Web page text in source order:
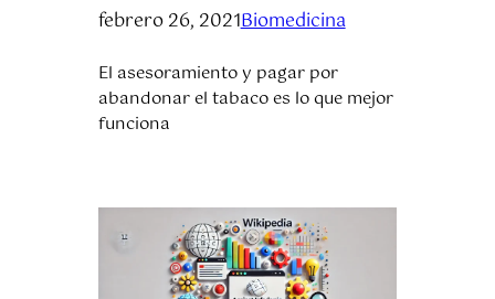
febrero 26, 2021Biomedicina
El asesoramiento y pagar por
abandonar el tabaco es lo que mejor
funciona